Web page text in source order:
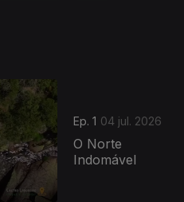
Ep. 1 04 jul. 2026
O Norte
Indomável